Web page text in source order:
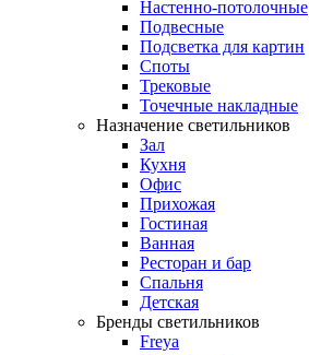
Настенно-потолочные
Подвесные
Подсветка для картин
Споты
Трековые
Точечные накладные
Назначение светильников
Зал
Кухня
Офис
Прихожая
Гостиная
Ванная
Ресторан и бар
Спальня
Детская
Бренды светильников
Freya